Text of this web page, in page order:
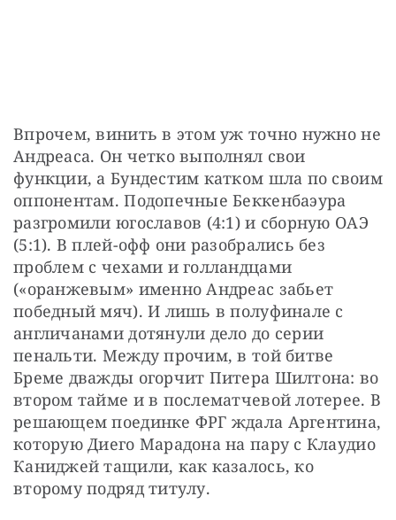
Впрочем, винить в этом уж точно нужно не
Андреаса. Он четко выполнял свои
функции, а Бундестим катком шла по своим
оппонентам. Подопечные Беккенбаэура
разгромили югославов (4:1) и сборную ОАЭ
(5:1). В плей-офф они разобрались без
проблем с чехами и голландцами
(«оранжевым» именно Андреас забьет
победный мяч). И лишь в полуфинале с
англичанами дотянули дело до серии
пенальти. Между прочим, в той битве
Бреме дважды огорчит Питера Шилтона: во
втором тайме и в послематчевой лотерее. В
решающем поединке ФРГ ждала Аргентина,
которую Диего Марадона на пару с Клаудио
Каниджей тащили, как казалось, ко
второму подряд титулу.